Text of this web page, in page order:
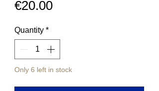
€20.00Price
Quantity *
Only 6 left in stock